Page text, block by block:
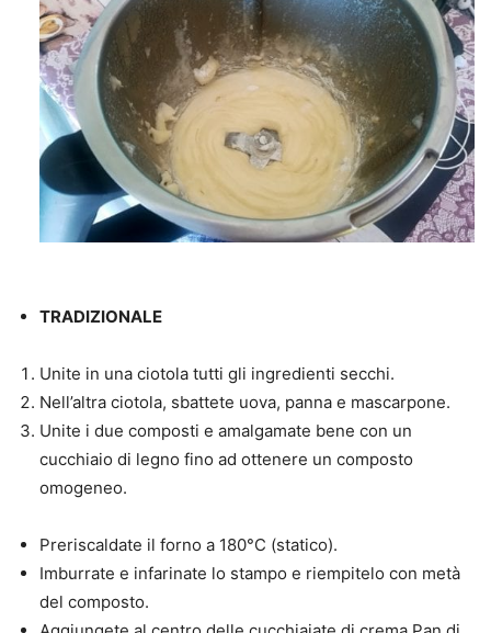
TRADIZIONALE
Unite in una ciotola tutti gli ingredienti secchi.
Nell’altra ciotola, sbattete uova, panna e mascarpone.
Unite i due composti e amalgamate bene con un
cucchiaio di legno fino ad ottenere un composto
omogeneo.
Preriscaldate il forno a 180°C (statico).
Imburrate e infarinate lo stampo e riempitelo con metà
del composto.